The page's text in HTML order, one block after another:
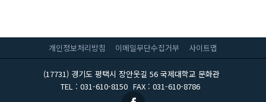
개인정보처리방침 이메일무단수집거부 사이트맵
(17731) 경기도 평택시 장안웃길 56 국제대학교 문화관
TEL : 031-610-8150 FAX : 031-610-8786